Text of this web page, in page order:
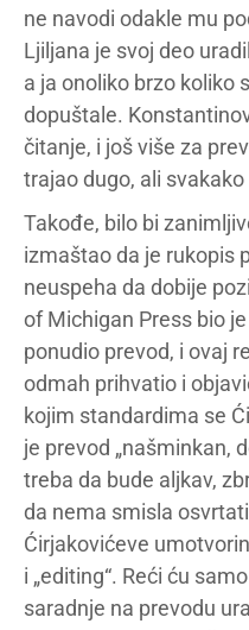
ne navodi odakle mu
Ljiljana je svoj deo
a ja onoliko brzo koliko
dopuštale.
čitanje, i još više za
trajao dugo, ali
Takođe, bilo bi
izmaštao da je rukopis
neuspeha da dobije
of Michigan Press bio
ponudio prevod, i ovaj
odmah prihvatio i
kojim standardima se
je prevod „našminkan,
treba da bude aljkav,
da nema smisla
Ćirjakovićeve
i „editing“. Reći ću
saradnje na prevodu